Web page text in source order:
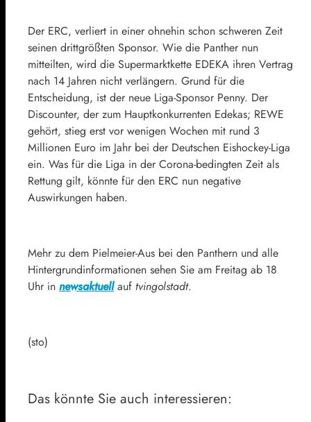
Der ERC, verliert in einer ohnehin schon schweren Zeit
seinen drittgrößten Sponsor. Wie die Panther nun
mitteilten, wird die Supermarktkette EDEKA ihren Vertrag
nach 14 Jahren nicht verlängern. Grund für die
Entscheidung, ist der neue Liga-Sponsor Penny. Der
Discounter, der zum Hauptkonkurrenten Edekas; REWE
gehört, stieg erst vor wenigen Wochen mit rund 3
Millionen Euro im Jahr bei der Deutschen Eishockey-Liga
ein. Was für die Liga in der Corona-bedingten Zeit als
Rettung gilt, könnte für den ERC nun negative
Auswirkungen haben.
Mehr zu dem Pielmeier-Aus bei den Panthern und alle
Hintergrundinformationen sehen Sie am Freitag ab 18
Uhr in newsaktuellauf tvingolstadt.
(sto)
Das könnte Sie auch interessieren: